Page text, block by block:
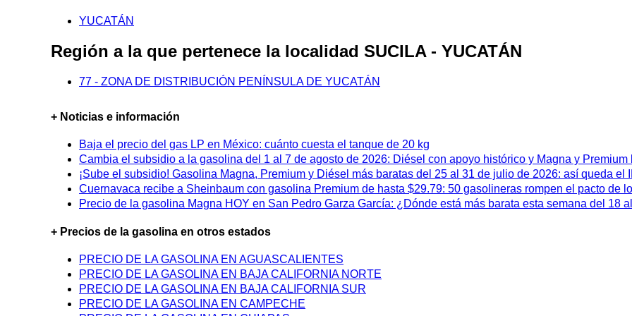
YUCATÁN
Región a la que pertenece la localidad SUCILA - YUCATÁN
77 - ZONA DE DISTRIBUCIÓN PENÍNSULA DE YUCATÁN
+ Noticias e información
Baja el precio del gas LP en México: cuánto cuesta el tanque de 20 kg
Cambia el subsidio a la gasolina del 1 al 7 de agosto de 2026: Diésel con apoyo histórico y Magna y Premium
¡Sube el subsidio! Gasolina Magna, Premium y Diésel más baratas del 25 al 31 de julio de 2026: así queda el
Cuernavaca recibe a Sheinbaum con gasolina Premium de hasta $29.79: 50 gasolineras rompen el pacto de
Precio de la gasolina Magna HOY en San Pedro Garza García: ¿Dónde está más barata esta semana del 18
+ Precios de la gasolina en otros estados
PRECIO DE LA GASOLINA EN AGUASCALIENTES
PRECIO DE LA GASOLINA EN BAJA CALIFORNIA NORTE
PRECIO DE LA GASOLINA EN BAJA CALIFORNIA SUR
PRECIO DE LA GASOLINA EN CAMPECHE